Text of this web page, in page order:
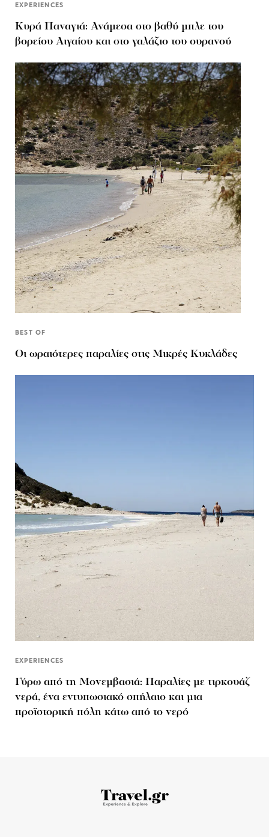
EXPERIENCES
Κυρά Παναγιά: Ανάμεσα στο βαθύ μπλε του
βορείου Αιγαίου και στο γαλάζιο του ουρανού
BEST OF
Οι ωραιότερες παραλίες στις Μικρές Κυκλάδες
EXPERIENCES
Γύρω από τη Μονεμβασιά: Παραλίες με τιρκουάζ
νερά, ένα εντυπωσιακό σπήλαιο και μια
προϊστορική πόλη κάτω από το νερό